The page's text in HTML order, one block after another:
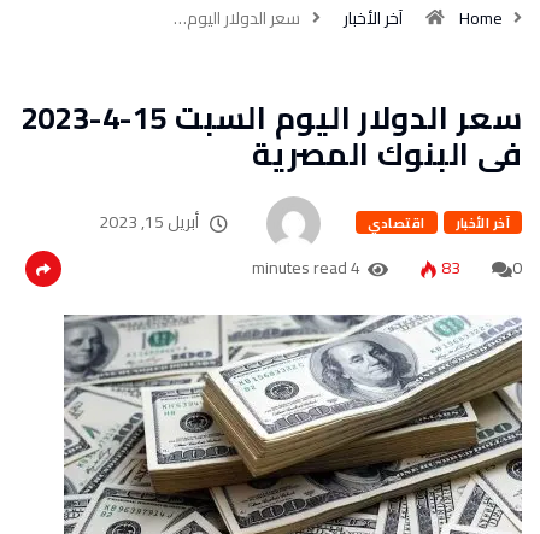
Home آخر الأخبار سعر الدولار اليوم…
سعر الدولار اليوم السبت 15-4-2023
فى البنوك المصرية
آخر الأخبار اقتصادي
أبريل 15, 2023
0
83
4 minutes read